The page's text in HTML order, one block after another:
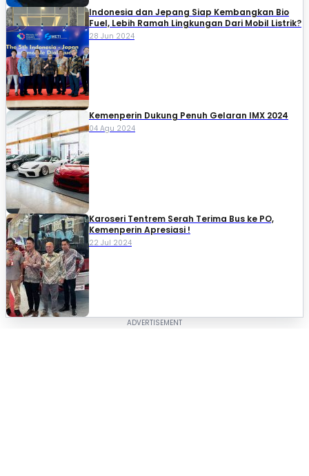
Indonesia dan Jepang Siap Kembangkan Bio
Fuel, Lebih Ramah Lingkungan Dari Mobil Listrik?
28 Jun 2024
Kemenperin Dukung Penuh Gelaran IMX 2024
04 Agu 2024
Karoseri Tentrem Serah Terima Bus ke PO,
Kemenperin Apresiasi !
22 Jul 2024